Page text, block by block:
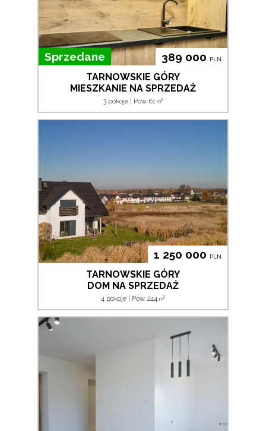
Sprzedane 389 000 PLN
TARNOWSKIE GÓRY
MIESZKANIE NA SPRZEDAŻ
3 pokoje | Pow. 61 m2
1 250 000 PLN
TARNOWSKIE GÓRY
DOM NA SPRZEDAŻ
4 pokoje | Pow. 244 m2